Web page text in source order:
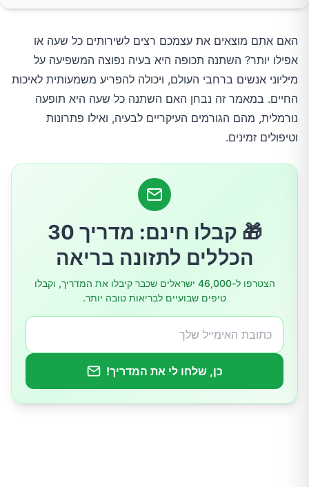
מהי השתנה תכופה ומתי היא נחשבת לא נורמלית?
הגורמים העיקריים להשתנה תכופה
2. סוכרת
5. בעיות בערמונית (אצל גברים)
9. דלקת ביניים של השלפוחית (Interstitial Cystitis)
האם אתם מוצאים את עצמכם רצים לשירותים כל שעה או
אפילו יותר? השתנה תכופה היא בעיה נפוצה המשפיעה על
מיליוני אנשים ברחבי העולם, ויכולה להפריע משמעותית לאיכות
החיים. במאמר זה נבחן האם השתנה כל שעה היא תופעה
נורמלית, מהם הגורמים העיקריים לבעיה, ואילו פתרונות
וטיפולים זמינים.
🎁 קבלו חינם: מדריך 30
הכללים לתזונה בריאה
הצטרפו ל-46,000 ישראלים שכבר קיבלו את המדריך, וקבלו
טיפים שבועיים לבריאות טובה יותר.
כן, שלחו לי את המדריך!